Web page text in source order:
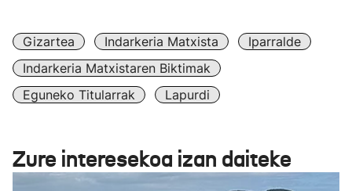
Gizartea Indarkeria Matxista
Iparralde
Indarkeria Matxistaren Biktimak
Eguneko Titularrak
Lapurdi
Zure interesekoa izan daiteke